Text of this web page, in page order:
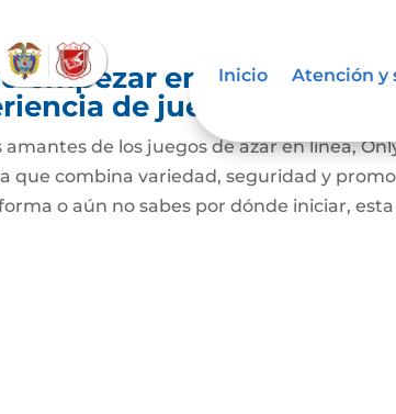
Inicio Atención y
empezar en Onlyspins
de juego
amantes de los juegos de azar en línea,
que combina variedad, seguridad y
o aún no sabes por dónde iniciar,